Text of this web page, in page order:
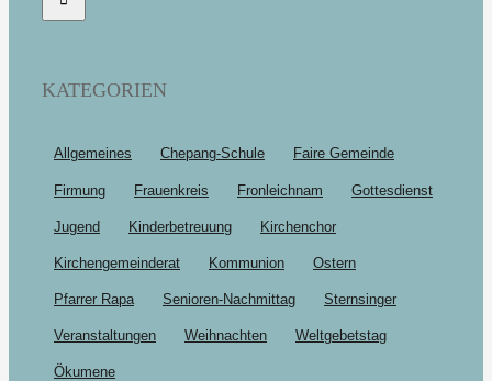
KATEGORIEN
Allgemeines Chepang-Schule Faire Gemeinde
Firmung Frauenkreis Fronleichnam Gottesdienst
Jugend Kinderbetreuung Kirchenchor
Kirchengemeinderat Kommunion Ostern
Pfarrer Rapa Senioren-Nachmittag Sternsinger
Veranstaltungen Weihnachten Weltgebetstag
Ökumene